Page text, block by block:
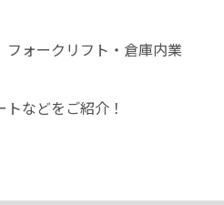
フォークリフト・倉庫内業
などをご紹介！